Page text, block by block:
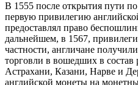
В 1555 после открытия пути
первую привилегию
предоставлял право
дальнейшем, в 1567,
частности, англичане
торговли в вошедших в состав
Астрахани, Казани, Нарве и
английской монеты на